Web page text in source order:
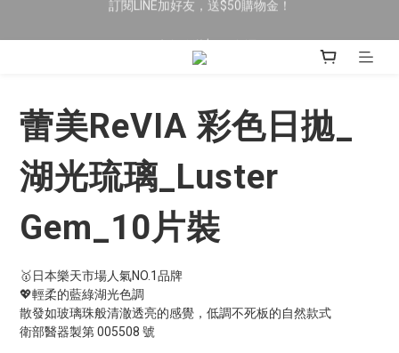
新加入會員送$200購物金，首次消費即可抵用
限時全館滿$699免運
蕾美ReVIA 彩色日拋_
湖光琉璃_Luster
Gem_10片裝
🥇日本樂天市場人氣NO.1品牌
💖輕柔的藍綠湖光色調
散發如玻璃珠般清澈透亮的感覺，低調不死板的自然款式
衛部醫器製第 005508 號